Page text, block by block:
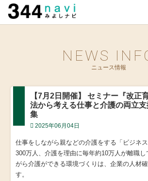
NEWS
ニュース情報
【7月2日開催】 セミナー『改正
法から考える仕事と介護の両立
集
2025年06月04日
仕事をしながら親などの介護をする「ビジネ
300万人、介護を理由に毎年約10万人が離職
がら介護ができる環境づくりは、企業の人材
す。